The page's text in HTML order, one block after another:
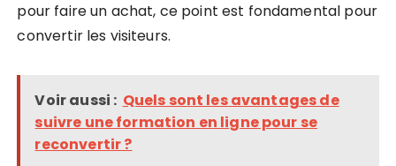
pour faire un achat, ce point est fondamental pour
convertir les visiteurs.
Voir aussi : Quels sont les avantages de
suivre une formation en ligne pour se
reconvertir ?